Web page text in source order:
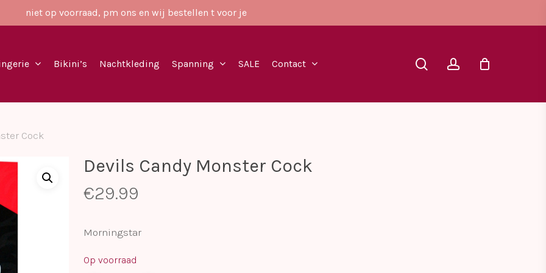
niet op voorraad, pm ons en wij bestellen t voor je
Bikini’s Nachtkleding Spanning SALE Contact searchaccount
Cock
Devils Candy Monster Cock
€29.99
Morningstar
Op voorraad